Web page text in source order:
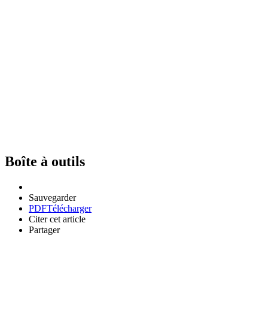
Boîte à outils
Sauvegarder
PDFTélécharger
Citer cet article
Partager